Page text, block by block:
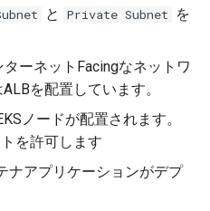
と Private Subnet
を
ーネットFacingなネットワ
を配置しています。
ノードが配置されます。
を許可します
ナアプリケーションがデプ